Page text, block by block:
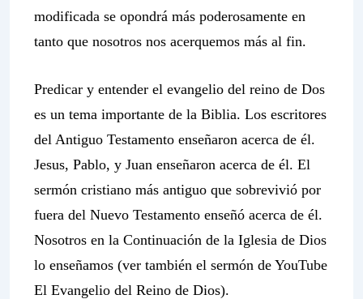
modificada se opondrá más poderosamente en
tanto que nosotros nos acerquemos más al fin.
Predicar y entender el evangelio del reino de Dos
es un tema importante de la Biblia. Los escritores
del Antiguo Testamento enseñaron acerca de él.
Jesus, Pablo, y Juan enseñaron acerca de él. El
sermón cristiano más antiguo que sobrevivió por
fuera del Nuevo Testamento enseñó acerca de él.
Nosotros en la Continuación de la Iglesia de Dios
lo enseñamos (ver también el sermón de YouTube
El Evangelio del Reino de Dios).